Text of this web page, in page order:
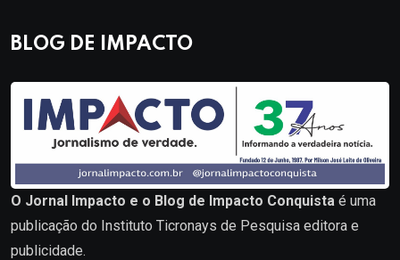
BLOG DE IMPACTO
O Jornal Impacto e o Blog de Impacto Conquista é uma
publicação do Instituto Ticronays de Pesquisa editora e
publicidade.